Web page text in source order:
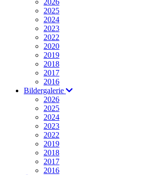
2026
2025
2024
2023
2022
2020
2019
2018
2017
2016
Bildergalerie
2026
2025
2024
2023
2022
2019
2018
2017
2016